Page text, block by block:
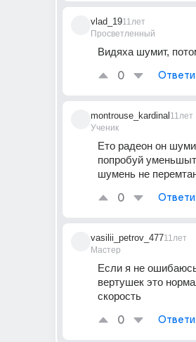
vlad_19
Просветленный
11лет
Видяха шумит,
0
montrouse_kardinal
Ученик
11лет
Ето радеон он
попробуй
шумень не
0
vasilii_petrov_477
Мастер
11лет
Если я не
вертушек это
скорость
0